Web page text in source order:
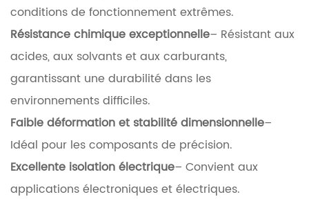
conditions de fonctionnement extrêmes.
Résistance chimique exceptionnelle– Résistant aux
acides, aux solvants et aux carburants,
garantissant une durabilité dans les
environnements difficiles.
Faible déformation et stabilité dimensionnelle–
Idéal pour les composants de précision.
Excellente isolation électrique– Convient aux
applications électroniques et électriques.